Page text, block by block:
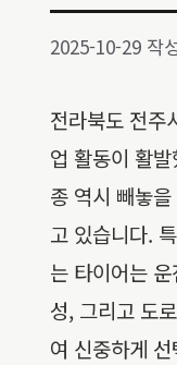
2025-10-29 작
전라북도 전주
업 활동이 활
종 역시 빼놓
고 있습니다.
는 타이어는
성, 그리고 도
여 신중하게